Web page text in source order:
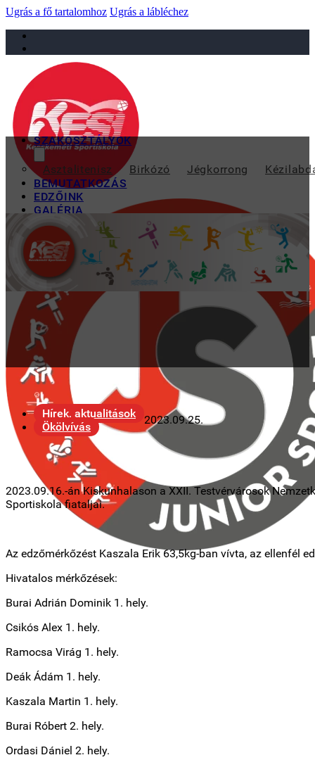
Ugrás a fő tartalomhoz Ugrás a lábléchez
sportiskola@juniorsportkft.hu
SZAKOSZTÁLYOK
Asztalitenisz Birkózó Jégkorrong
BEMUTATKOZÁS
EDZŐINK
GALÉRIA
TAO
KAPCSOLAT
KIEMELKEDŐEN
Hírek, aktualitások
Ökölvívás
2023.09.25.
2023.09.16.-án Kiskunhalason a XXII. Testvérvárosok
Sportiskola fiataljai.
Az edzőmérkőzést Kaszala Erik 63,5kg-ban vívta, az ellenfél
Hivatalos mérkőzések:
Burai Adrián Dominik 1. hely.
Csikós Alex 1. hely.
Ramocsa Virág 1. hely.
Deák Ádám 1. hely.
Kaszala Martin 1. hely.
Burai Róbert 2. hely.
Ordasi Dániel 2. hely.